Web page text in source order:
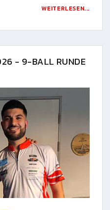
WEITERLESEN...
- 9-BALL RUNDE